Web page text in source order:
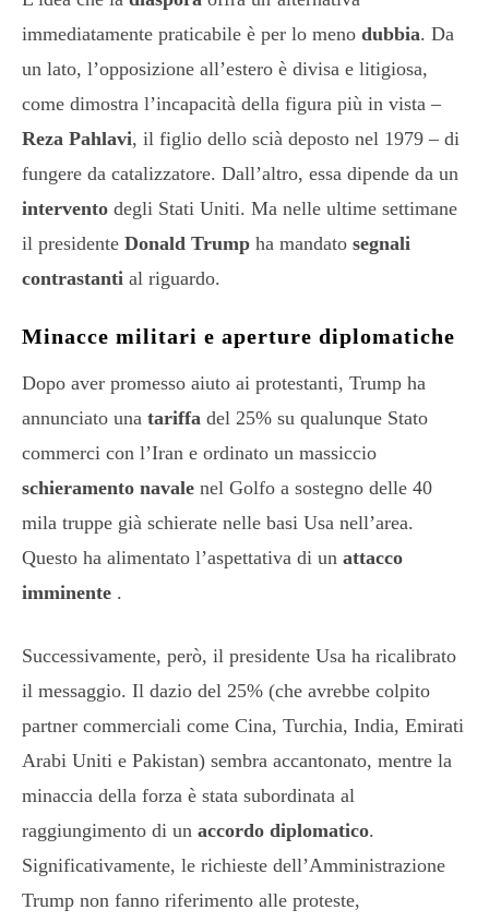
immediatamente praticabile è per lo meno dubbia. Da
un lato, l’opposizione all’estero è divisa e litigiosa,
come dimostra l’incapacità della figura più in vista –
Reza Pahlavi, il figlio dello scià deposto nel 1979 – di
fungere da catalizzatore. Dall’altro, essa dipende da un
intervento degli Stati Uniti. Ma nelle ultime settimane
il presidente Donald Trump ha mandato segnali
contrastanti al riguardo.
Minacce militari e aperture diplomatiche
Dopo aver promesso aiuto ai protestanti, Trump ha
annunciato una tariffa del 25% su qualunque Stato
commerci con l’Iran e ordinato un massiccio
schieramento navale nel Golfo a sostegno delle 40
mila truppe già schierate nelle basi Usa nell’area.
Questo ha alimentato l’aspettativa di un attacco
imminente .
Successivamente, però, il presidente Usa ha ricalibrato
il messaggio. Il dazio del 25% (che avrebbe colpito
partner commerciali come Cina, Turchia, India, Emirati
Arabi Uniti e Pakistan) sembra accantonato, mentre la
minaccia della forza è stata subordinata al
raggiungimento di un accordo diplomatico.
Significativamente, le richieste dell’Amministrazione
Trump non fanno riferimento alle proteste,